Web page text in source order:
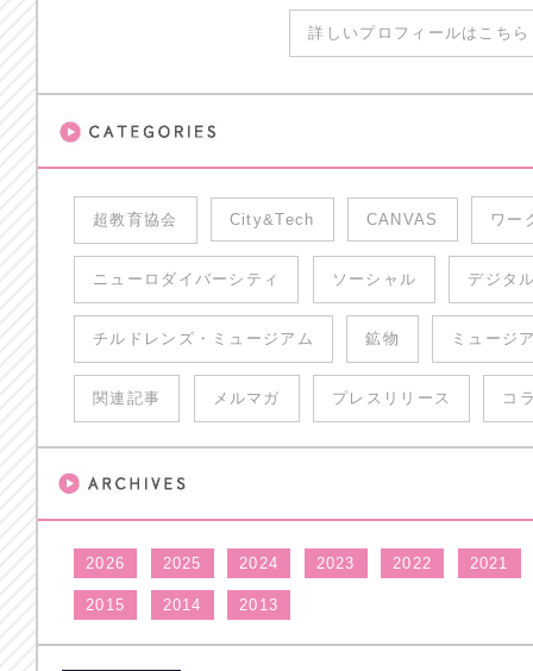
詳しいプロフィールはこち
超教育協会 City&Tech CANVAS ワー
ニューロダイバーシティ ソーシャル デジタ
チルドレンズ・ミュージアム 鉱物 ミュージ
関連記事 メルマガ プレスリリース コ
2026 2025 2024 2023 2022 2021
2015 2014 2013